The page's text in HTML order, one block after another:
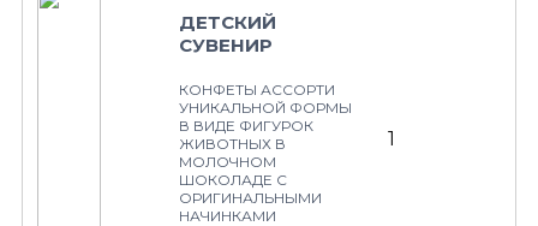
ДЕТСКИЙ
СУВЕНИР
КОНФЕТЫ АССОРТИ
УНИКАЛЬНОЙ ФОРМЫ
В ВИДЕ ФИГУРОК
ЖИВОТНЫХ В
МОЛОЧНОМ
ШОКОЛАДЕ С
ОРИГИНАЛЬНЫМИ
НАЧИНКАМИ
1